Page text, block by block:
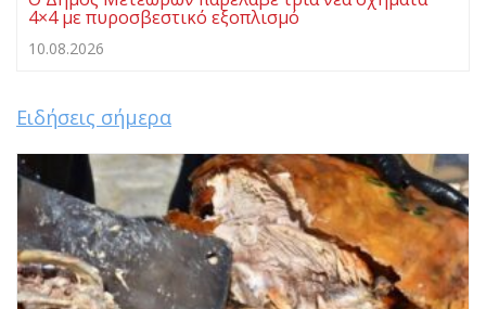
4×4 με πυροσβεστικό εξοπλισμό
10.08.2026
Ειδήσεις σήμερα